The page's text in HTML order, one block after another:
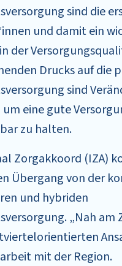
sind die
und damit ein
der
Drucks auf die
sind
eine gute
zu halten.
Zorgakkoord (IZA)
Übergang von der
und hybriden
„Nah am
mit der Region.